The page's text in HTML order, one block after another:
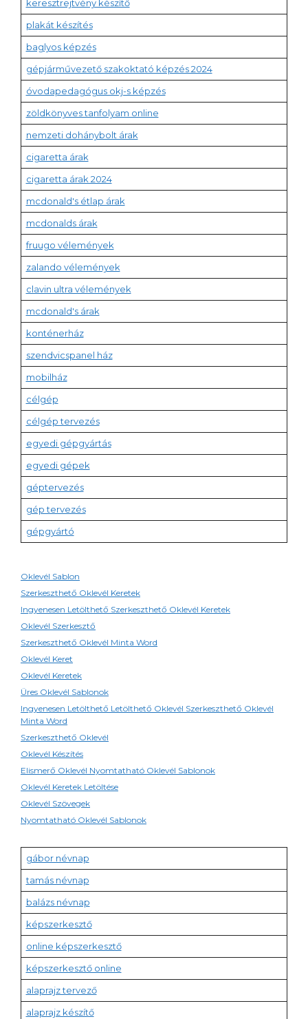
keresztrejtvény készítő
plakát készítés
baglyos képzés
gépjárművezető szakoktató képzés 2024
óvodapedagógus okj-s képzés
zöldkönyves tanfolyam online
nemzeti dohánybolt árak
cigaretta árak
cigaretta árak 2024
mcdonald's étlap árak
mcdonalds árak
fruugo vélemények
zalando vélemények
clavin ultra vélemények
mcdonald's árak
konténerház
szendvicspanel ház
mobilház
célgép
célgép tervezés
egyedi gépgyártás
egyedi gépek
géptervezés
gép tervezés
gépgyártó
Oklevél Sablon
Szerkeszthető Oklevél Keretek
Ingyenesen Letölthető Szerkeszthető Oklevél Keretek
Oklevél Szerkesztő
Szerkeszthető Oklevél Minta Word
Oklevél Keret
Oklevél Keretek
Üres Oklevél Sablonok
Ingyenesen Letölthető Letölthető Oklevél Szerkeszthető Oklevél
Minta Word
Szerkeszthető Oklevél
Oklevél Készítés
Elismerő Oklevél Nyomtatható Oklevél Sablonok
Oklevél Keretek Letöltése
Oklevél Szövegek
Nyomtatható Oklevél Sablonok
gábor névnap
tamás névnap
balázs névnap
képszerkesztő
online képszerkesztő
képszerkesztő online
alaprajz tervező
alaprajz készítő